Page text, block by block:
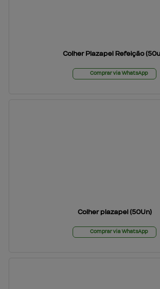
Colher Plazapel Refeição
Comprar via WhatsApp
Colher plazapel (50Un)
Comprar via WhatsApp